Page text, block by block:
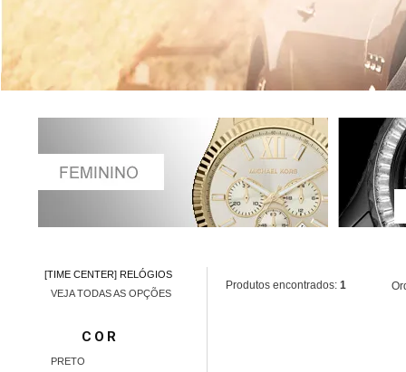
[TIME CENTER] RELÓGIOS
VEJA TODAS AS OPÇÕES
COR
PRETO
Produtos encontrados: 1